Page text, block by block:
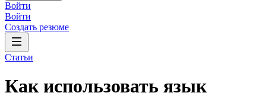
Войти
Войти
Создать резюме
Статьи
Как использовать язык